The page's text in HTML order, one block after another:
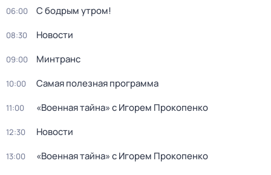
06:00 С бодрым утром!
08:30 Новости
09:00 Минтранс
10:00 Самая полезная программа
11:00 «Военная тайна» с Игорем Прокопенко
12:30 Новости
13:00 «Военная тайна» с Игорем Прокопенко